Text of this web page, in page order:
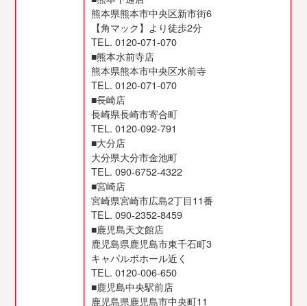
熊本県熊本市中央区新市街6
【角マック】より徒歩2分
TEL. 0120-071-070
■熊本水前寺店
熊本県熊本市中央区水前寺
TEL. 0120-071-070
■長崎店
長崎県長崎市寄合町
TEL. 0120-092-791
■大分店
大分県大分市金池町
TEL. 090-6752-4322
■宮崎店
宮崎県宮崎市広島2丁目11番
TEL. 090-2352-8459
■鹿児島天文館店
鹿児島県鹿児島市東千石町3
キャパルボホール近く
TEL. 0120-006-650
■鹿児島中央駅前店
鹿児島県鹿児島市中央町11